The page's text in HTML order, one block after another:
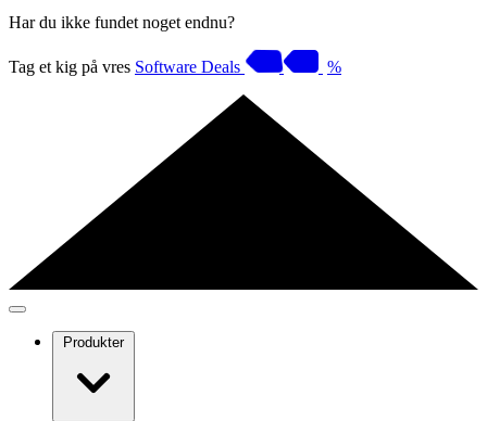
Har du ikke fundet noget endnu?
Tag et kig på vres Software Deals %
Produkter